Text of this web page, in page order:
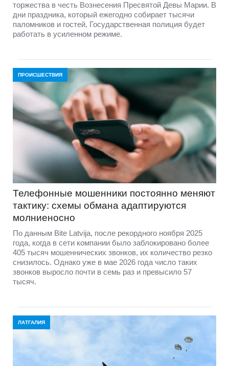
торжества в честь Вознесения Пресвятой Девы Марии. В
дни праздника, который ежегодно собирает тысячи
паломников и гостей, Государственная полиция будет
работать в усиленном режиме.
ПРОИСШЕСТВИЯ
Телефонные мошенники постоянно меняют
тактику: схемы обмана адаптируются
молниеносно
По данным Bite Latvija, после рекордного ноября 2025
года, когда в сети компании было заблокировано более
405 тысяч мошеннических звонков, их количество резко
снизилось. Однако уже в мае 2026 года число таких
звонков выросло почти в семь раз и превысило 57
тысяч.
ЛАТГАЛИЯ